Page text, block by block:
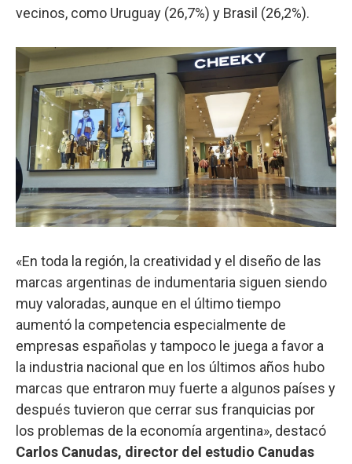
vecinos, como Uruguay (26,7%) y Brasil (26,2%).
«En toda la región, la creatividad y el diseño de las
marcas argentinas de indumentaria siguen siendo
muy valoradas, aunque en el último tiempo
aumentó la competencia especialmente de
empresas españolas y tampoco le juega a favor a
la industria nacional que en los últimos años hubo
marcas que entraron muy fuerte a algunos países y
después tuvieron que cerrar sus franquicias por
los problemas de la economía argentina», destacó
Carlos Canudas, director del estudio Canudas